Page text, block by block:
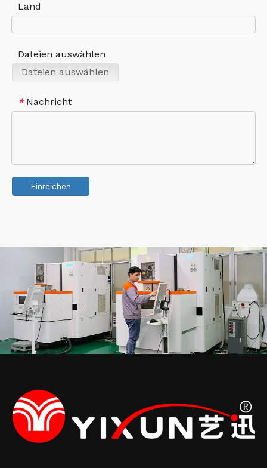
Land
Dateien auswählen
Dateien auswählen
* Nachricht
Einreichen